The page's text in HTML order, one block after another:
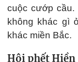
cuộc cướp cầu.
không khác gì
khác miền Bắc.
Hội phết Hiền